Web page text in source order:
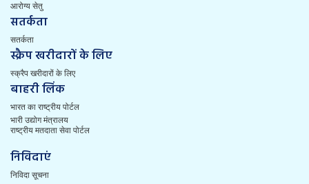
आरोग्य सेतु
सतर्कता
सतर्कता
स्क्रैप खरीदारों के लिए
स्क्रैप खरीदारों के लिए
बाहरी लिंक
भारत का राष्ट्रीय पोर्टल
भारी उद्योग मंत्रालय
राष्ट्रीय मतदाता सेवा पोर्टल
निविदाएं
निविदा सूचना